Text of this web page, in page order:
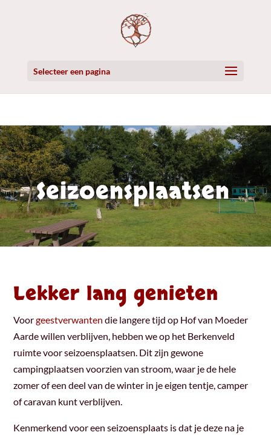
Selecteer een pagina
Seizoensplaatsen
Lekker lang genieten
Voorgeestverwanten die langere tijd op Hof van Moeder
Aarde willen verblijven, hebben we op het Berkenveld
ruimte voor seizoensplaatsen. Dit zijn gewone
campingplaatsen voorzien van stroom, waar je de hele
zomer of een deel van de winter in je eigen tentje, camper
of caravan kunt verblijven.
Kenmerkend voor een seizoensplaats is dat je deze na je